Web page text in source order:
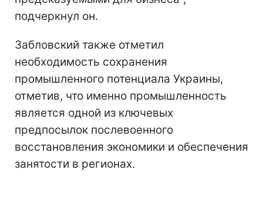
подчеркнул он.
Забловский также отметил
необходимость сохранения
промышленного потенциала Украины,
отметив, что именно промышленность
является одной из ключевых
предпосылок послевоенного
восстановления экономики и обеспечения
занятости в регионах.